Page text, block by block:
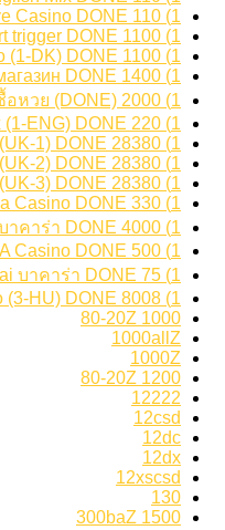
1) 110 links Turkiye Casino DONE
1) 1100 links English Frt trigger DONE
1) 1100 links Mix Casino (1-DK) DONE
1) 1400 links russia блэкспрут магазин DONE
1) 2000 links Thailand เว็บซื้อหวย (DONE)
1) 220 links Mix Mix (1-ENG) DONE
1) 28380 links Mix Casino (UK-1) DONE
1) 28380 links Mix Casino (UK-2) DONE
1) 28380 links Mix Casino (UK-3) DONE
1) 330 links Canada Casino DONE
1) 4000 links Thai บาคาร่า DONE
1) 500 links USA Casino DONE
1) 75 links Thai บาคาร่า DONE
1) 8008 links Mix Casino (3-HU) DONE
1000 80-20Z
1000allZ
1000Z
1200 80-20Z
12222
12csd
12dc
12dx
12xscsd
130
1500 300baZ